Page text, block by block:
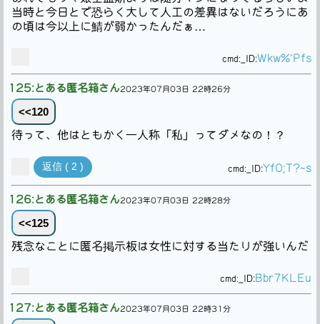
当時と今日とで恐らく大して人工の差異はないだろうにあ
の頃は今以上に鯖が弱かったんだぁ…
cmd: _ID:Wkw%'Pfs
125:とある匿名箱さん2023年07月03日 22時26分
<<120
待って、他はともかく一人称「私」ってダメなの！？
返信 ( 2 ) cmd: _ID:YfO;T?~s
126:とある匿名箱さん2023年07月03日 22時28分
<<125
残念なことに匿名掲示板は女性に対する当たりが強いんだ
cmd: _ID:Bbr7KLEu
127:とある匿名箱さん2023年07月03日 22時31分